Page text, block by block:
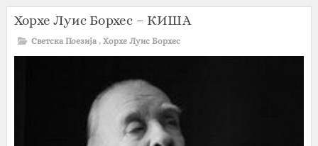
Хорхе Луис Борхес – КИША
Светска Поезија , Хорхе Луис Борхес